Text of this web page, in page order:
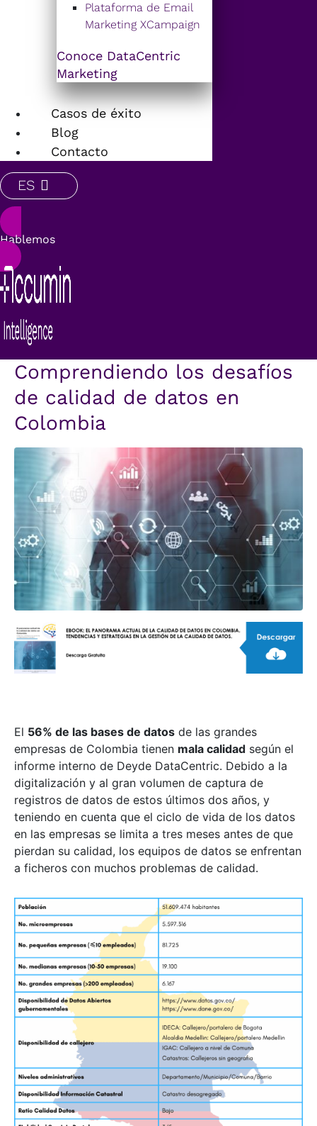
Plataforma de Email
Marketing XCampaign
Conoce DataCentric
Marketing
Casos de éxito
Blog
Contacto
ES
Hablemos
Comprendiendo los desafíos
de calidad de datos en
Colombia
El 56% de las bases de datos de las grandes
empresas de Colombia tienen mala calidad según el
informe interno de Deyde DataCentric. Debido a la
digitalización y al gran volumen de captura de
registros de datos de estos últimos dos años, y
teniendo en cuenta que el ciclo de vida de los datos
en las empresas se limita a tres meses antes de que
pierdan su calidad, los equipos de datos se enfrentan
a ficheros con muchos problemas de calidad.